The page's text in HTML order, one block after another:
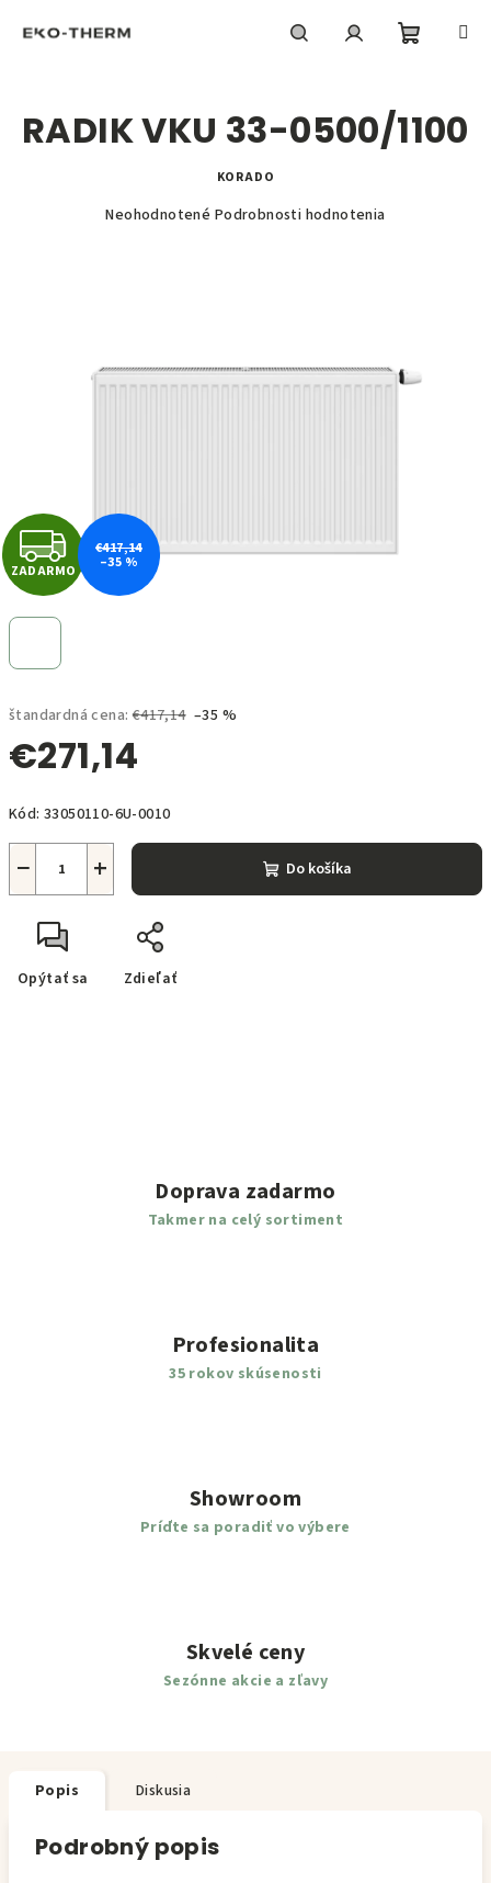
košík
štandardná cena: €417,14 –35 %
€271,14
cena:
Kód: 33050110-6U-0010
+
− Do košíka
Opýtať sa Zdieľať
RADIK VKU 33-0500/1100
KORADO
Priemerné
hviezdičiek.
Neohodnotené Podrobnosti hodnotenia
Z
A
R
M
O
ZADARMO
€417,14
–35 %
Doprava zadarmo
Takmer na celý sortiment
Profesionalita
35 rokov skúsenosti
Showroom
Príďte sa poradiť vo výbere
Skvelé ceny
Sezónne akcie a zľavy
Popis Diskusia
Podrobný popis